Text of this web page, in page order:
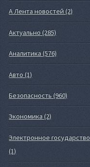
А Лента новостей (2)
Актуально (285)
Аналитика (576)
Авто (1)
Безопасность (960)
Экономика (2)
Электронное государство
(1)